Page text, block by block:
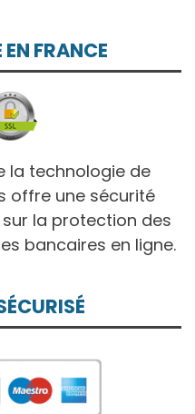
EN FRANCE
la technologie de
offre une sécurité
la protection des
bancaires en ligne.